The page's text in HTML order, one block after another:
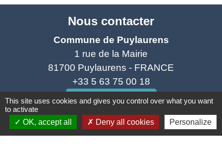
Nous contacter
Commune de Puylaurens
1 rue de la Mairie
81700 Puylaurens - FRANCE
+33 5 63 75 00 18
Contact par formulaire
This site uses cookies and gives you control over what you want
to activate
OK, accept all
Deny all cookies Personalize